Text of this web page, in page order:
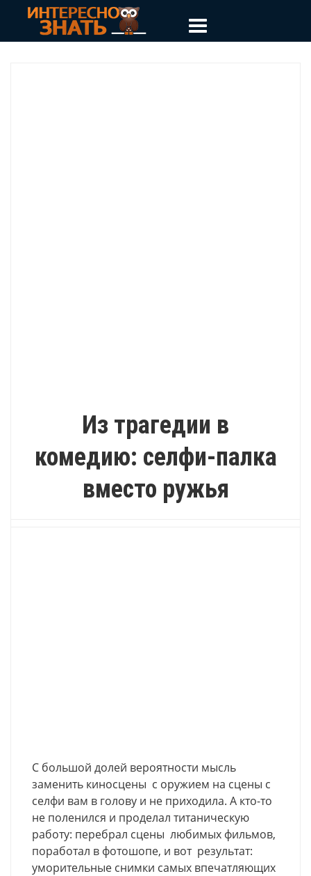
Из трагедии в
комедию: селфи-палка
вместо ружья
С большой долей вероятности мысль
заменить киносцены с оружием на сцены с
селфи вам в голову и не приходила. А кто-то
не поленился и проделал титаническую
работу: перебрал сцены любимых фильмов,
поработал в фотошопе, и вот результат:
уморительные снимки самых впечатляющих